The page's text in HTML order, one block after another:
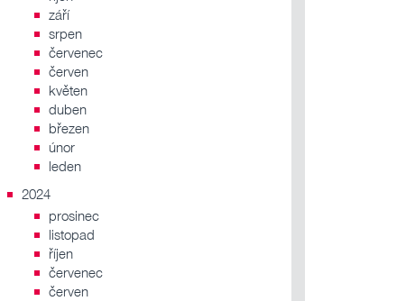
září
srpen
červenec
červen
květen
duben
březen
únor
leden
2024
prosinec
listopad
říjen
červenec
červen